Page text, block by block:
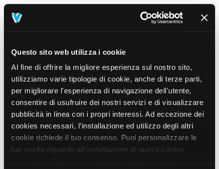
Questo sito web utilizza i cookie
Al fine di offrire la migliore esperienza sul nostro sito,
utilizziamo varie tipologie di cookie, anche di terze parti,
per migliorare l'esperienza di navigazione dell'utente,
consentire di usufruire dei nostri servizi e di visualizzare
pubblicità in linea con i propri interessi. Ad eccezione dei
cookies necessari, l’installazione ed utilizzo degli altri
cookie richiede il tuo consenso. Puoi personalizzare le
tue scelte riguardo all’installazione di questi cookie